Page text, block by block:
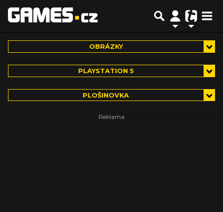
OBRÁZKY
PLAYSTATION 5
PLOŠINOVKA